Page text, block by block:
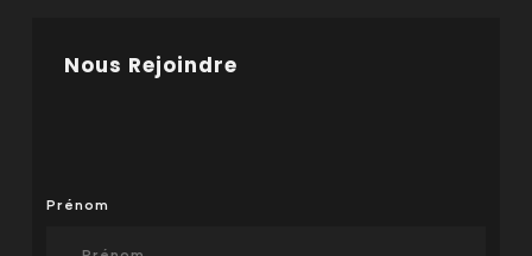
Nous Rejoindre
Prénom